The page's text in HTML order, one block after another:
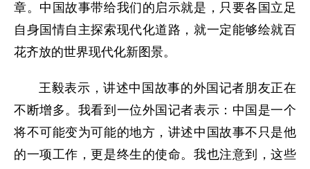
章。中国故事带给我们的启示就是，只要各国立足
自身国情自主探索现代化道路，就一定能够绘就百
花齐放的世界现代化新图景。
王毅表示，讲述中国故事的外国记者朋友正在
不断增多。我看到一位外国记者表示：中国是一个
将不可能变为可能的地方，讲述中国故事不只是他
的一项工作，更是终生的使命。我也注意到，这些